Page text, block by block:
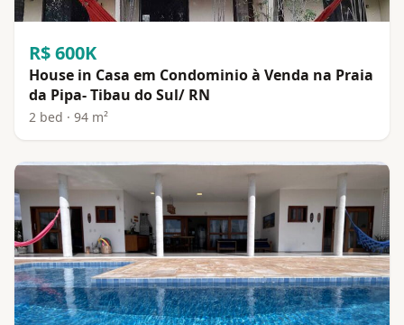
R$ 600K
House in Casa em Condominio à Venda na Praia
da Pipa- Tibau do Sul/ RN
2 bed · 94 m²